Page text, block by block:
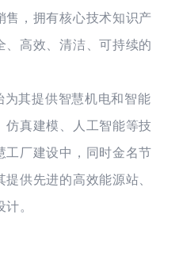
售，拥有核心技术知识产
、高效、清洁、可持续的
其提供智慧机电和智能
仿真建模、人工智能等技
工厂建设中，同时金名节
供先进的高效能源站、
。